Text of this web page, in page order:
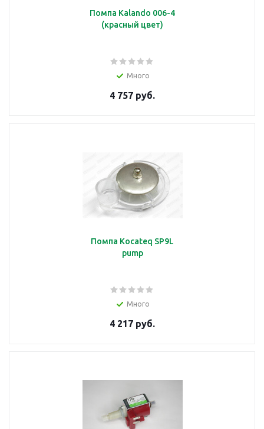
Помпа Kalando 006-4
(красный цвет)
Много
4 757 руб.
Помпа Kocateq SP9L
pump
Много
4 217 руб.